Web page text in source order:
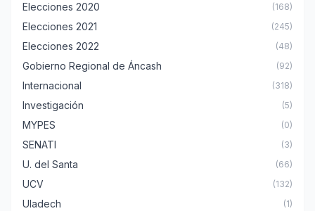
Elecciones 2020 (168)
Elecciones 2021 (245)
Elecciones 2022 (48)
Gobierno Regional de Áncash (92)
Internacional (318)
Investigación (5)
MYPES (0)
SENATI (3)
U. del Santa (66)
UCV (132)
Uladech (1)